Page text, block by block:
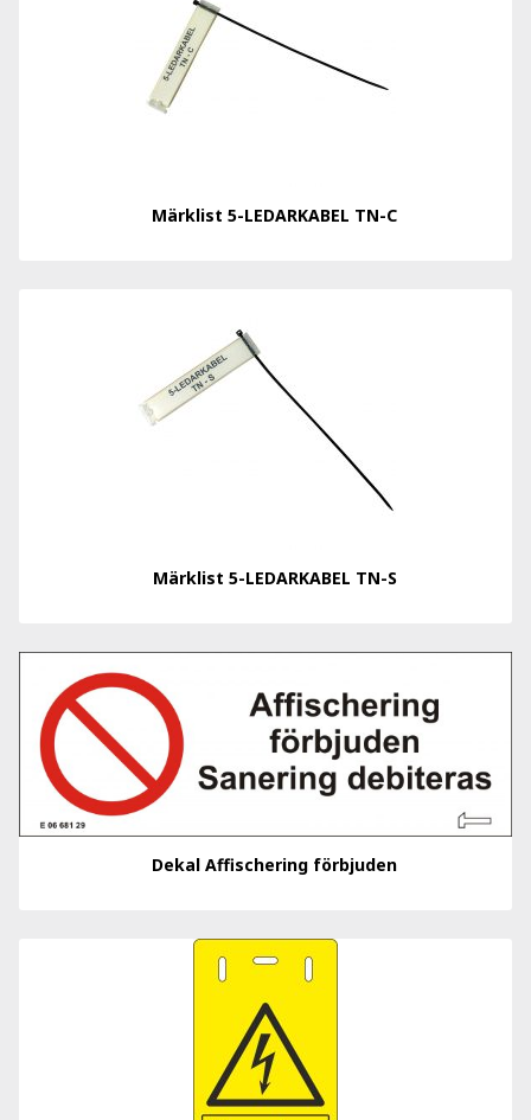
Märklist 5-LEDARKABEL TN-C
Märklist 5-LEDARKABEL TN-S
Dekal Affischering förbjuden